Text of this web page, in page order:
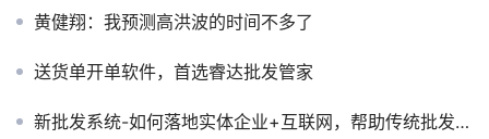
黄健翔：我预测高洪波的时间不多了
送货单开单软件，首选睿达批发管家
新批发系统-如何落地实体企业+互联网，帮助传统批发企业做升级而不是颠覆